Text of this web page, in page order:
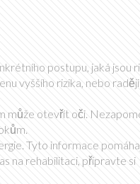
postupu, jaká jsou
vyššího rizika, nebo raději
může otevřít oči.
Tyto informace
na rehabilitaci, připravte si